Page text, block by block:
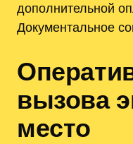
дополнительной
Документальное
вызова
место